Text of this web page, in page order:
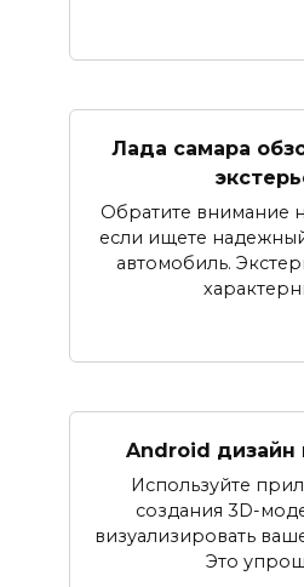
Лада самара
Обратите внимание
если ищете
автомобиль.
Android дизайн
Используйте
создания 3D-
визуализировать
Это